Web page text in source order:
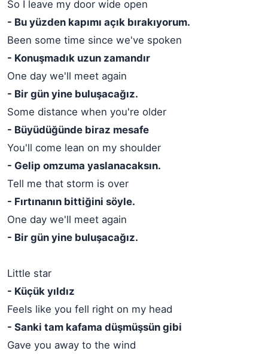
So I leave my door wide open
- Bu yüzden kapımı açık bırakıyorum.
Been some time since we've spoken
- Konuşmadık uzun zamandır
One day we'll meet again
- Bir gün yine buluşacağız.
Some distance when you're older
- Büyüdüğünde biraz mesafe
You'll come lean on my shoulder
- Gelip omzuma yaslanacaksın.
Tell me that storm is over
- Fırtınanın bittiğini söyle.
One day we'll meet again
- Bir gün yine buluşacağız.
Little star
- Küçük yıldız
Feels like you fell right on my head
- Sanki tam kafama düşmüşsün gibi
Gave you away to the wind